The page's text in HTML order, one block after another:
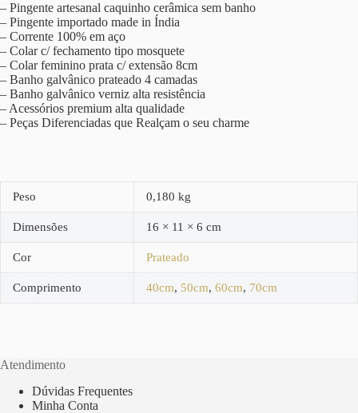
– Pingente artesanal caquinho cerâmica sem banho
– Pingente importado made in Índia
– Corrente 100% em aço
– Colar c/ fechamento tipo mosquete
– Colar feminino prata c/ extensão 8cm
– Banho galvânico prateado 4 camadas
– Banho galvânico verniz alta resistência
– Acessórios premium alta qualidade
– Peças Diferenciadas que Realçam o seu charme
Peso 0,180 kg
Dimensões 16 × 11 × 6 cm
Cor Prateado
Comprimento 40cm, 50cm, 60cm, 70cm
Atendimento
Dúvidas Frequentes
Minha Conta